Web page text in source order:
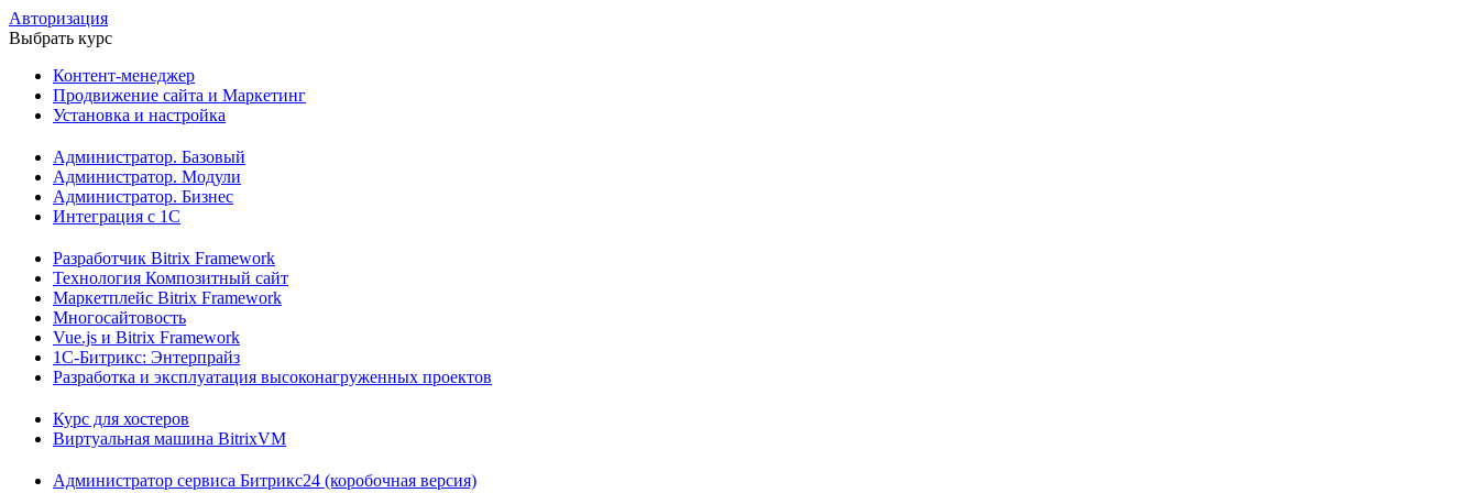
Авторизация
Выбрать курс
Контент-менеджер
Продвижение сайта и Маркетинг
Установка и настройка
Администратор. Базовый
Администратор. Модули
Администратор. Бизнес
Интеграция с 1С
Разработчик Bitrix Framework
Технология Композитный сайт
Маркетплейс Bitrix Framework
Многосайтовость
Vue.js и Bitrix Framework
1С-Битрикс: Энтерпрайз
Разработка и эксплуатация высоконагруженных проектов
Курс для хостеров
Виртуальная машина BitrixVM
Администратор сервиса Битрикс24 (коробочная версия)